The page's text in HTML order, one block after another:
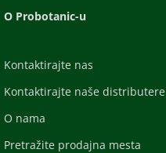
O Probotanic-u
Kontaktirajte nas
Kontaktirajte naše distributere
O nama
Pretražite prodajna mesta